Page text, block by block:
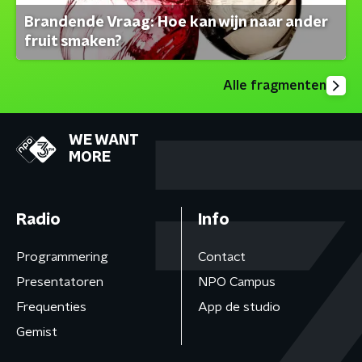
Brandende Vraag: Hoe kan wijn naar ander
fruit smaken?
Alle fragmenten
WE WANT
MORE
Radio
Programmering
Presentatoren
Frequenties
Gemist
Info
Contact
NPO Campus
App de studio